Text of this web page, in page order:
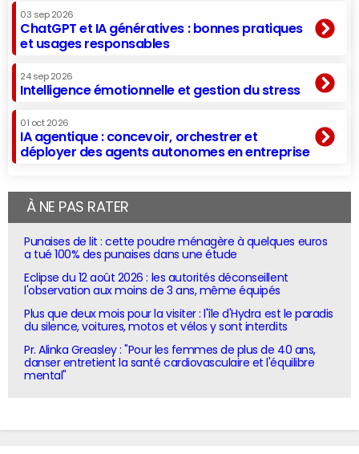
03 sep 2026
ChatGPT et IA génératives : bonnes pratiques
et usages responsables
24 sep 2026
Intelligence émotionnelle et gestion du stress
01 oct 2026
IA agentique : concevoir, orchestrer et
déployer des agents autonomes en entreprise
À NE PAS RATER
Punaises de lit : cette poudre ménagère à quelques euros
a tué 100% des punaises dans une étude
Eclipse du 12 août 2026 : les autorités déconseillent
l'observation aux moins de 3 ans, même équipés
Plus que deux mois pour la visiter : l'île d'Hydra est le paradis
du silence, voitures, motos et vélos y sont interdits
Pr. Alinka Greasley : "Pour les femmes de plus de 40 ans,
danser entretient la santé cardiovasculaire et l'équilibre
mental"